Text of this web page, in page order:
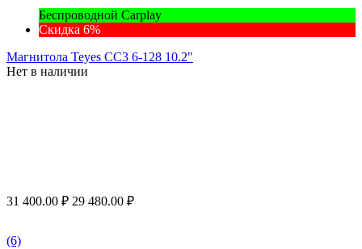
Беспроводной Carplay
Скидка 6%
Магнитола Teyes CC3 6-128 10.2"
Нет в наличии
31 400.00 ₽ 29 480.00 ₽
(6)